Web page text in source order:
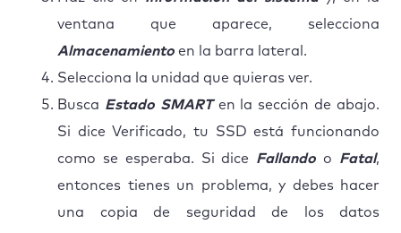
ventana que aparece, selecciona
Almacenamiento en la barra lateral.
Selecciona la unidad que quieras ver.
Busca Estado SMARTen la sección de abajo.
Si dice Verificado, tu SSD está funcionando
como se esperaba. Si dice Fallando o Fatal,
entonces tienes un problema, y debes hacer
una copia de seguridad de los datos